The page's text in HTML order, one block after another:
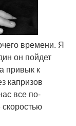
времени. Я
он пойдет
привык к
капризов
все по-